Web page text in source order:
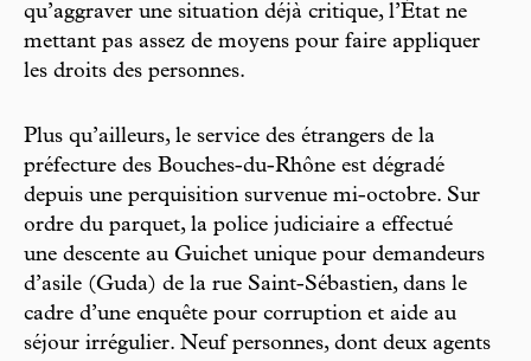
qu’aggraver une situation déjà critique, l’État ne
mettant pas assez de moyens pour faire appliquer
les droits des personnes.
Plus qu’ailleurs, le service des étrangers de la
préfecture des Bouches-du-Rhône est dégradé
depuis une perquisition survenue mi-octobre. Sur
ordre du parquet, la police judiciaire a effectué
une descente au Guichet unique pour demandeurs
d’asile (Guda) de la rue Saint-Sébastien, dans le
cadre d’une enquête pour corruption et aide au
séjour irrégulier. Neuf personnes, dont deux agents